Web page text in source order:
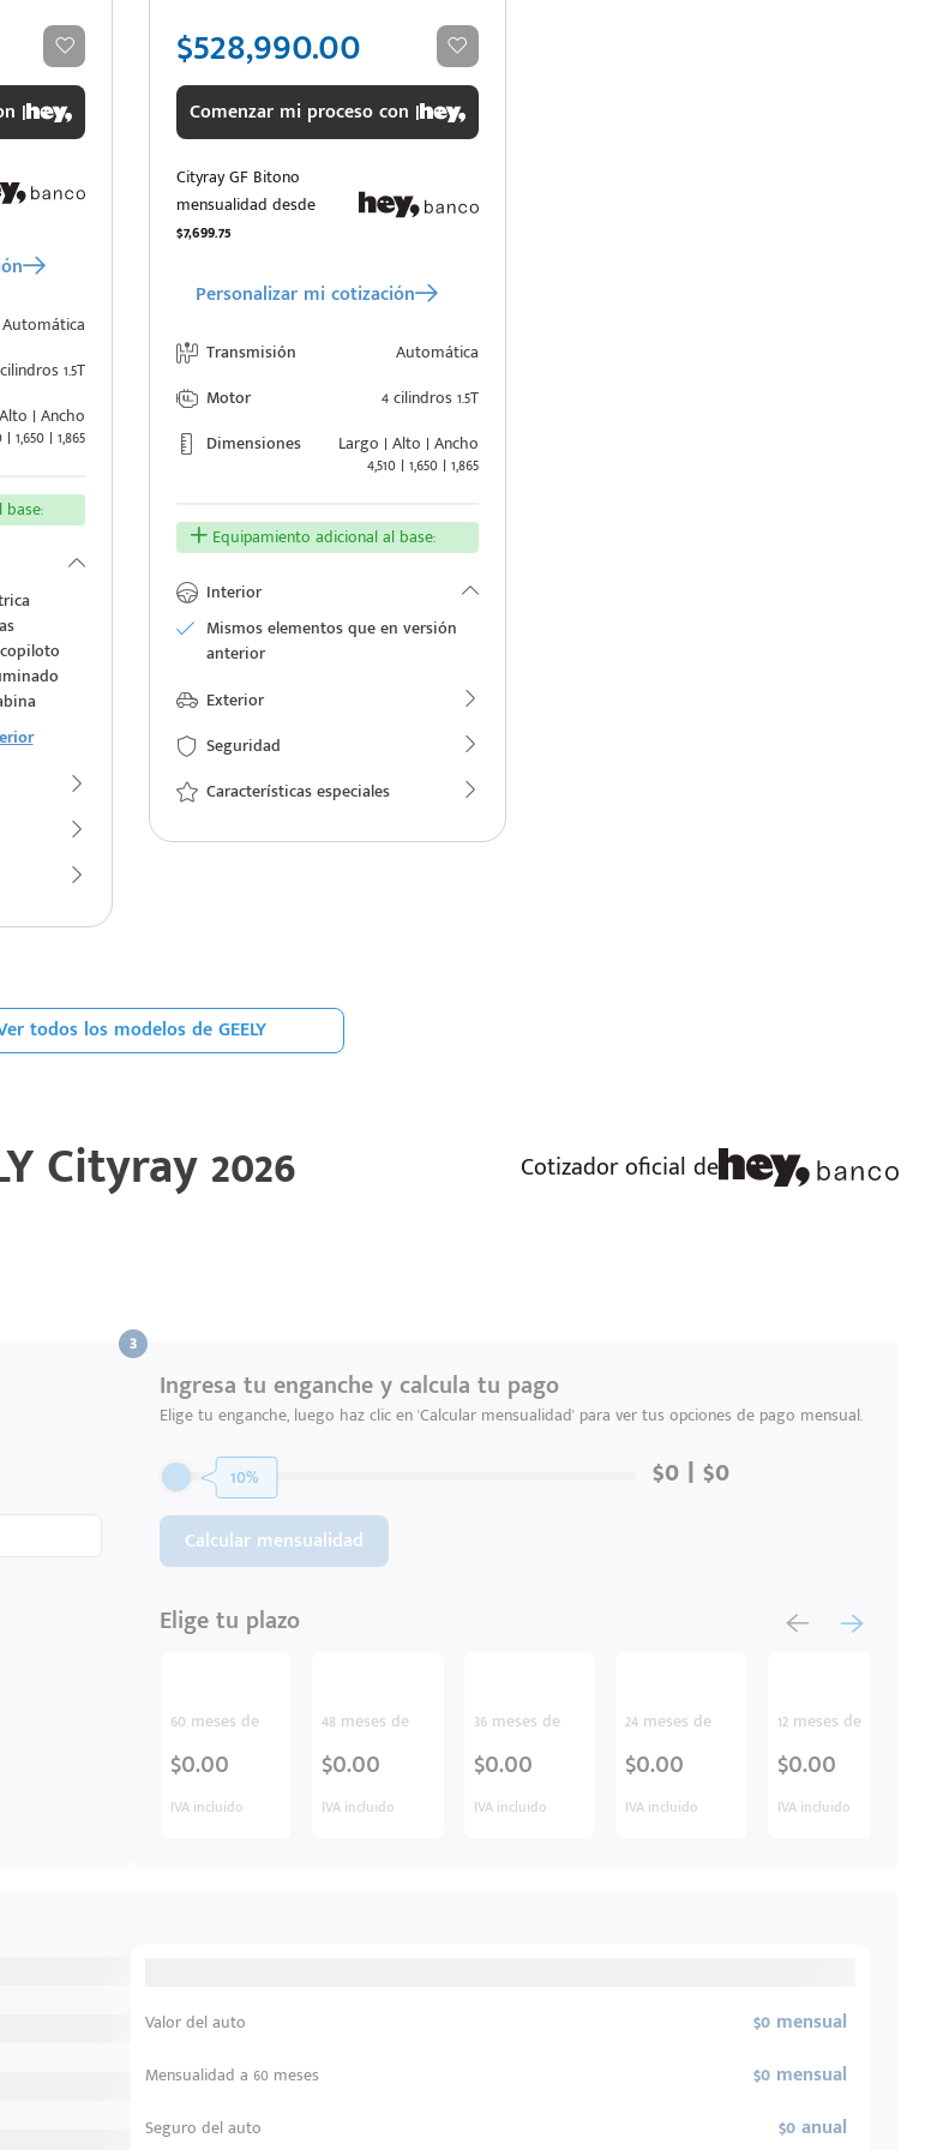
|
Automática
1.5T
| Ancho
| 1,650 | 1,865
$528,990.00
Comenzar mi proceso con |
Cityray GF Bitono
mensualidad desde
$7,699.75
Personalizar mi cotización
Transmisión
Automática
Motor
4 cilindros 1.5T
Dimensiones
Largo | Alto | Ancho
4,510 | 1,650 | 1,865
Equipamiento adicional al base:
Interior
Mismos elementos que en versión
anterior
Exterior
Seguridad
Características especiales
todos los modelos de GEELY
Cityray 2026 Cotizador oficial de
Ingresa tu enganche y calcula tu pago
Elige tu enganche, luego haz clic en 'Calcular mensualidad' para ver tus opciones de pago mensual.
10%
Calcular mensualidad
Elige tu plazo
60 meses de
$0.00
IVA incluido
48 meses de
$0.00
IVA incluido
36 meses de
$0.00
IVA incluido
24 meses de
$0.00
IVA incluido
12 meses de
$0.00
IVA incluido
Valor del auto $0 mensual
Mensualidad a 60 meses $0 mensual
Seguro del auto $0 anual